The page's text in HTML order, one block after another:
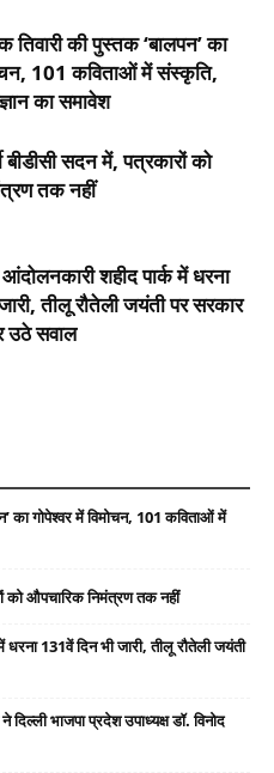
तिवारी की पुस्तक ‘बालपन’ का
101 कविताओं में संस्कृति,
का समावेश
बीडीसी सदन में, पत्रकारों को
तक नहीं
शहीद पार्क में धरना
तीलू रौतेली जयंती पर सरकार
उठे सवाल
का गोपेश्वर में विमोचन, 101 कविताओं में
को औपचारिक निमंत्रण तक नहीं
131वें दिन भी जारी, तीलू रौतेली जयंती
भाजपा प्रदेश उपाध्यक्ष डॉ. विनोद